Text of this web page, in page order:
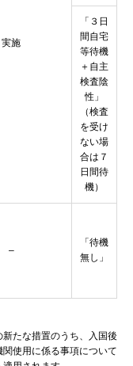
実施
「３日
間自宅
等待機
＋自主
検査陰
性」
（検査
を受け
ない場
合は７
日間待
機）
–
「待機
無し」
たな措置のうち、入国後
使用に係る事項について